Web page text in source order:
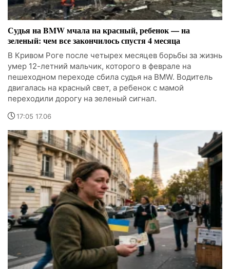
Судья на BMW мчала на красный, ребенок — на
зеленый: чем все закончилось спустя 4 месяца
В Кривом Роге после четырех месяцев борьбы за жизнь
умер 12-летний мальчик, которого в феврале на
пешеходном переходе сбила судья на BMW. Водитель
двигалась на красный свет, а ребенок с мамой
переходили дорогу на зеленый сигнал.
17:05 17.06